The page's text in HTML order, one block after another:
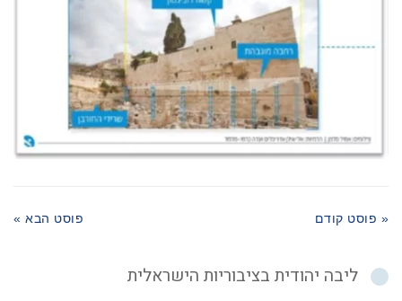
« פוסט קודם פוסט הבא »
ליבה יהודית בציבוריות הישראלית